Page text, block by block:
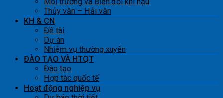
Thủy văn – Hải văn
KH & CN
Đề tài
Dự án
Nhiệm vụ thường xuyên
ĐÀO TẠO VÀ HTQT
Đào tạo
Hợp tác quốc tế
Hoạt động nghiệp vụ